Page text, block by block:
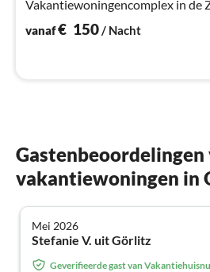
Vakantiewoningencomplex in de
vanaf€ 150/ Nacht
Gastenbeoordelingen
vakantiewoningen in
Mei 2026
Stefanie V. uit Görlitz
Geverifieerde gast van